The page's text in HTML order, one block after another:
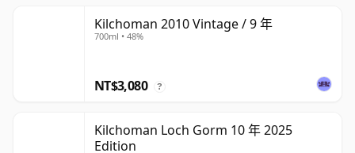
Kilchoman 2010 Vintage / 9 年
700ml • 48%
NT$3,080 ?
Kilchoman Loch Gorm 10 年 2025
Edition